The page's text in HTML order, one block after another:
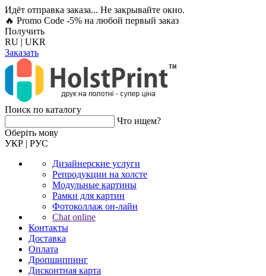
Идёт отправка заказа... Не закрывайте окно.
🔥 Promo Code -5% на любой первый заказ
Получить
RU | UKR
Заказать
Поиск по каталогу
Что ищем?
Оберiть мову
УКР | РУС
Дизайнерские услуги
Репродукции на холсте
Модульные картины
Рамки для картин
Фотоколлаж он-лайн
Chat online
Контакты
Доставка
Оплата
Дропшиппинг
Дисконтная карта